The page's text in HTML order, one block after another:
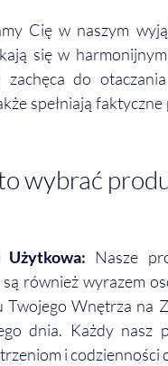
Cię w naszym
się w
do
spełniają
wybrać
Użytkowa: Nasze
również wyrazem
Twojego Wnętrza na
dnia. Każdy nasz
i